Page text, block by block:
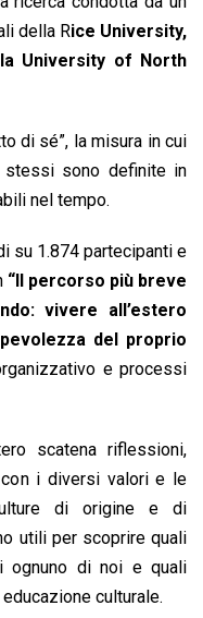
t
della Rice University,
University of North
di sé”, la misura in cui
sono definite in
nel tempo.
su 1.874 partecipanti e
“Il percorso più breve
vivere all’estero
del proprio
e processi
scatena riflessioni,
i diversi valori e le
di origine e di
utili per scoprire quali
ognuno di noi e quali
culturale.